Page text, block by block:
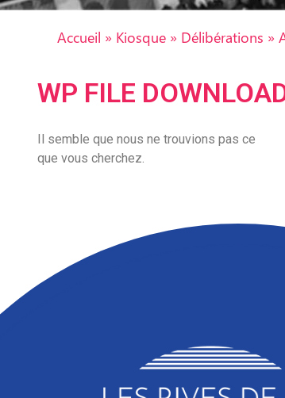
Accueil » Kiosque » Délibérations »
WP FILE
Il semble que nous ne trouvions pas ce
que vous cherchez.